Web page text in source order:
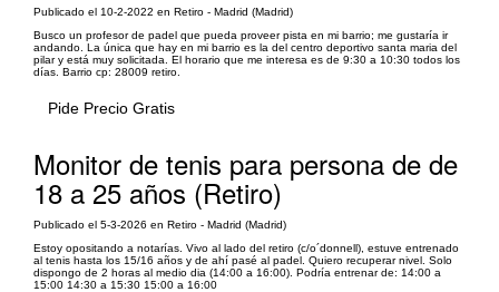
Publicado el 10-2-2022 en Retiro - Madrid (Madrid)
Busco un profesor de padel que pueda proveer pista en mi barrio; me gustaría ir
andando. La única que hay en mi barrio es la del centro deportivo santa maria del
pilar y está muy solicitada. El horario que me interesa es de 9:30 a 10:30 todos los
días. Barrio cp: 28009 retiro.
Pide Precio Gratis
Monitor de tenis para persona de de
18 a 25 años (Retiro)
Publicado el 5-3-2026 en Retiro - Madrid (Madrid)
Estoy opositando a notarías. Vivo al lado del retiro (c/o´donnell), estuve entrenado
al tenis hasta los 15/16 años y de ahí pasé al padel. Quiero recuperar nivel. Solo
dispongo de 2 horas al medio dia (14:00 a 16:00). Podría entrenar de: 14:00 a
15:00 14:30 a 15:30 15:00 a 16:00